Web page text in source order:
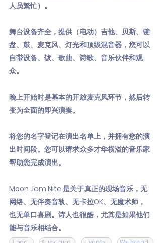
人员繁忙）。
舞台设备齐全，提供（电动）吉他、贝斯、键
盘、鼓、麦克风、灯光和顶级混音器，您可以
自带设备、钹、歌曲、诗歌、音乐伙伴和观
众。
晚上开始时是基本的开放麦克风环节，然后转
变为全面的即兴演奏。
将您的名字登记在演出名单上，并拥有您的演
出时间段。您可以请求众多才华横溢的音乐家
帮助您完成演出。
Moon Jam Nite 是关于真正的现场音乐，无
网络、无伴奏音轨、无卡拉OK、无魔术师，
也无单口喜剧。诗人也很酷，尤其是如果他们
能与音乐相结合。